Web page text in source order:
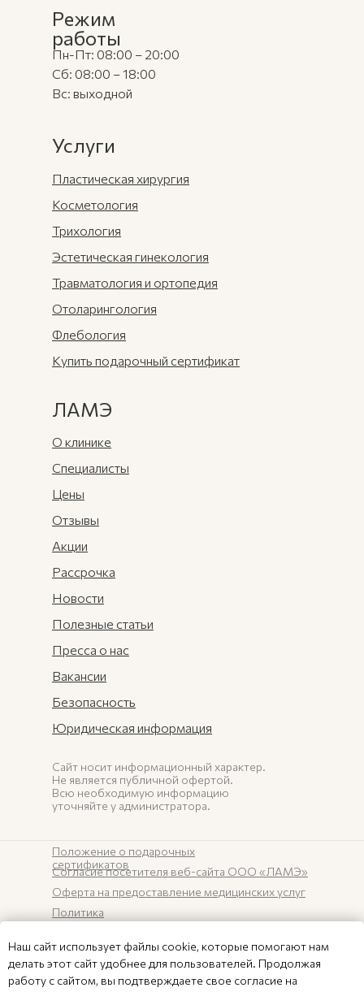
Режим
работы
Услуги
ЛАМЭ
Пн-Пт: 08:00 – 20:00
Сб: 08:00 – 18:00
Вс: выходной
Пластическая хирургия
Косметология
Трихология
Эстетическая гинекология
Травматология и ортопедия
Сайт носит информационный характер.
Не является публичной офертой.
Всю необходимую информацию
уточняйте у администратора.
О клинике
Специалисты
Цены
Акции
Отзывы
Новости
Безопасность
Юридическая информация
Пресса о нас
© 2026 ЛАМЭ
Политика
конфиденциальности
Рассрочка
Вакансии
Полезные статьи
Положение о подарочных
сертификатов
Оферта на предоставление медицинских услуг
Отоларингология
Флебология
Купить подарочный сертификат
Согласие посетителя веб-сайта ООО «ЛАМЭ»
Наш сайт использует файлы cookie, которые помогают нам
делать этот сайт удобнее для пользователей. Продолжая
работу с сайтом, вы подтверждаете свое согласие на